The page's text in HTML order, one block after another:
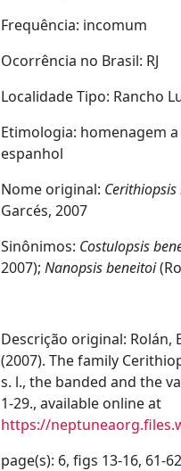
Frequência: incomum
Ocorrência no Brasil: RJ
Localidade Tipo: Rancho
Etimologia: homenagem
espanhol
Nome original:
Garcés, 2007
Sinônimos: Costulopsis
2007); Nanopsis beneitoi
Descrição original: Rolán,
(2007). The family
s. l., the banded and the
1-29., available online at
https://
page(s): 6, figs 13-16, 61-62